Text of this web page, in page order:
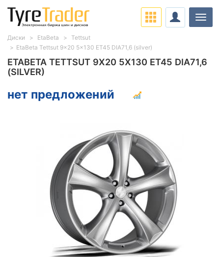
ETABETA TETTSUT 9X20 5X130 ET45 DIA71,6
(SILVER)
нет предложений
Диски EtaBeta
Tettsut
EtaBeta Tettsut 9x20 5x130 ET45 DIA71,6 (silver)